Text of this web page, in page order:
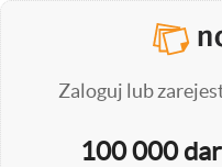
Zaloguj lub
100 000